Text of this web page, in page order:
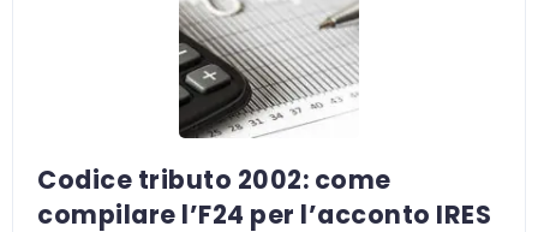
Codice tributo 2002: come
compilare l’F24 per l’acconto IRES